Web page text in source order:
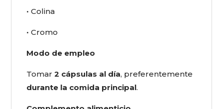
• Colina
• Cromo
Modo de empleo
Tomar2 cápsulas al día, preferentemente
durante la comida principal.